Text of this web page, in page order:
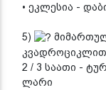
• ეკლესია -
5)
კვადროციკლით
2 / 3 საათი -
ლარი